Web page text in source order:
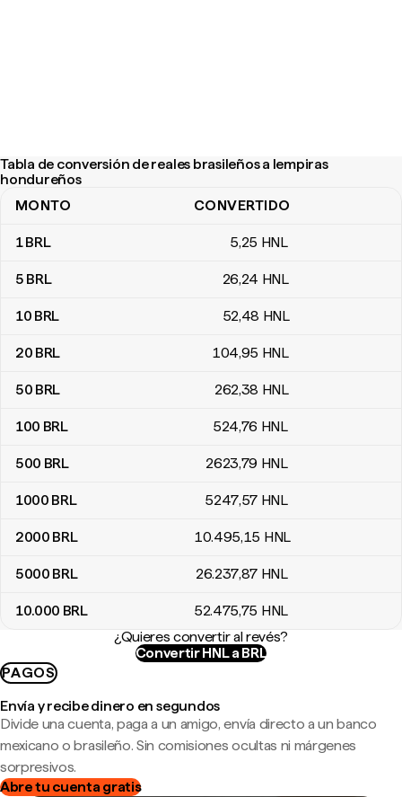
Tabla de conversión de reales brasileños a lempiras
hondureños
Tabla de conversión de reales brasileños a lempiras hondureños
MONTO CONVERTIDO
1BRL 5,25 HNL
5 BRL 26,24 HNL
10 BRL 52,48 HNL
20 BRL 104,95 HNL
50 BRL 262,38 HNL
100 BRL 524,76 HNL
500 BRL 2623,79 HNL
1000 BRL 5247,57 HNL
2000 BRL 10.495,15 HNL
5000 BRL 26.237,87 HNL
10.000 BRL 52.475,75 HNL
¿Quieres convertir al revés?
Convertir HNL a BRL
PAGOS
Envía y recibe dinero en segundos
Divide una cuenta, paga a un amigo, envía directo a un banco
mexicano o brasileño. Sin comisiones ocultas ni márgenes
sorpresivos.
Abre tu cuenta gratis